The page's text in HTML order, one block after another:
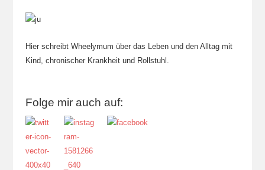
Hier schreibt Wheelymum über das Leben und den Alltag mit
Kind, chronischer Krankheit und Rollstuhl.
Folge mir auch auf: